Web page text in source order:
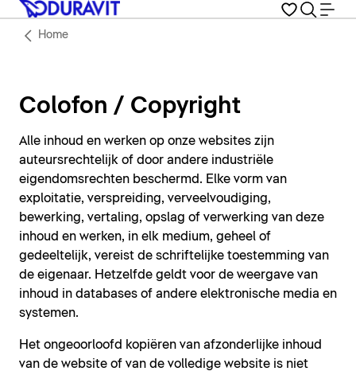
Home
Colofon / Copyright
Alle inhoud en werken op onze websites zijn
auteursrechtelijk of door andere industriële
eigendomsrechten beschermd. Elke vorm van
exploitatie, verspreiding, verveelvoudiging,
bewerking, vertaling, opslag of verwerking van deze
inhoud en werken, in elk medium, geheel of
gedeeltelijk, vereist de schriftelijke toestemming van
de eigenaar. Hetzelfde geldt voor de weergave van
inhoud in databases of andere elektronische media en
systemen.
Het ongeoorloofd kopiëren van afzonderlijke inhoud
van de website of van de volledige website is niet